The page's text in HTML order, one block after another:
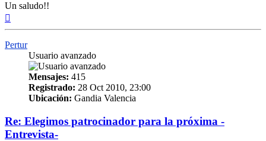
Un saludo!!
Pertur
Usuario avanzado
Mensajes: 415
Registrado: 28 Oct 2010, 23:00
Ubicación: Gandia Valencia
Re: Elegimos patrocinador para la próxima -
Entrevista-